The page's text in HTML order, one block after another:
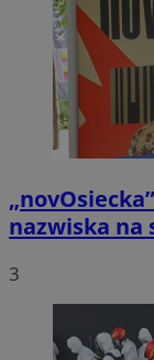
nazwiska na
3